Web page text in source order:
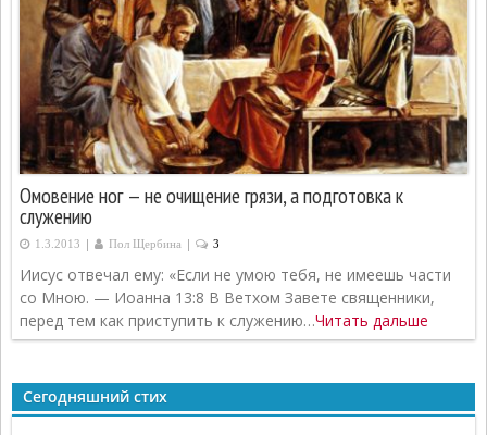
Омовение ног — не очищение грязи, а подготовка к
служению
1.3.2013 | Пол Щербина | 3
Иисус отвечал ему: «Если не умою тебя, не имеешь части
со Мною. — Иоанна 13:8 В Ветхом Завете священники,
перед тем как приступить к служению…Читать дальше
Сегодняшний стих